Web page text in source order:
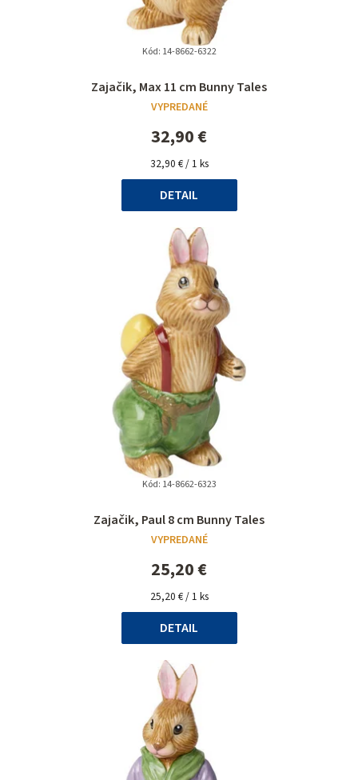
Zajačik, Max 11 cm Bunny Tales
hodnotenie
produktu
je
5,0
z
5
hviezdičiek.
VYPREDANÉ
32,90 €
Jednotková
cena:
32,90 € / 1 ks
DETAIL
Kód: 14-8662-6322
Zajačik, Paul 8 cm Bunny Tales
hodnotenie
produktu
je
5,0
z
5
hviezdičiek.
VYPREDANÉ
25,20 €
Jednotková
cena:
25,20 € / 1 ks
DETAIL
Kód: 14-8662-6323